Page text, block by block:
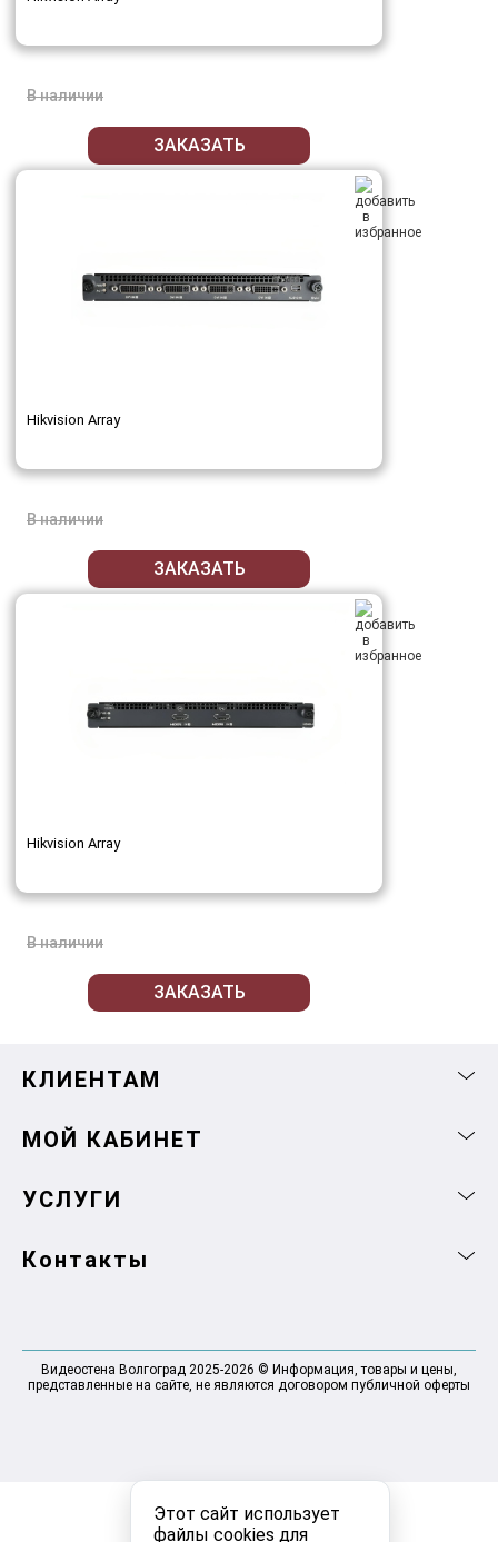
Этот сайт использует
файлы cookies для
В наличии
ЗАКАЗАТЬ
Hikvision Array
В наличии
ЗАКАЗАТЬ
Hikvision Array
В наличии
ЗАКАЗАТЬ
КЛИЕНТАМ
МОЙ КАБИНЕТ
УСЛУГИ
Контакты
Видеостена Волгоград 2025-2026 © Информация, товары и цены,
представленные на сайте, не являются договором публичной оферты